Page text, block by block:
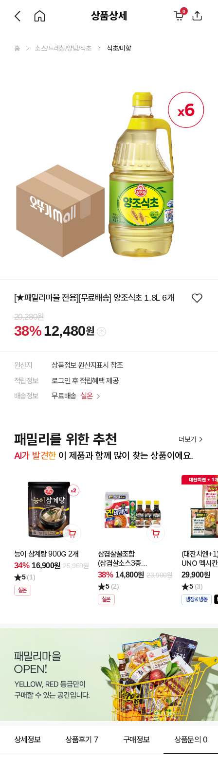
상품상세 0
홈 소스/드레싱/양념/식초 식초/미향
[★패밀리마을 전용][무료배송] 양조식초 1.8L 6개
20,280원
38%12,480원
원산지
상품정보 원산지표시 참조
적립정보
로그인 후 적립혜택 제공
배송정보
무료배송 실온
패밀리를 위한 추천 더보기
AI가 발견한 이 제품과 함께 많이 찾는 상품이에요.
능이 삼계탕 900G 2개
34% 16,900원 25,960원
5(1)
실온
삼겹살꿀조합
(삼겹살소스3종
+진비빔면
(156GX4)+생와사비
43G)
38% 14,800원 23,900원
5 (2)
실온
(대잔치엔
UNO 멕시
(125GX3)
골라담기
(페퍼로니트
치폴레살사
29,900원
5 (3)
냉장&냉동
상세정보 상품후기7 구매정보 상품문의0